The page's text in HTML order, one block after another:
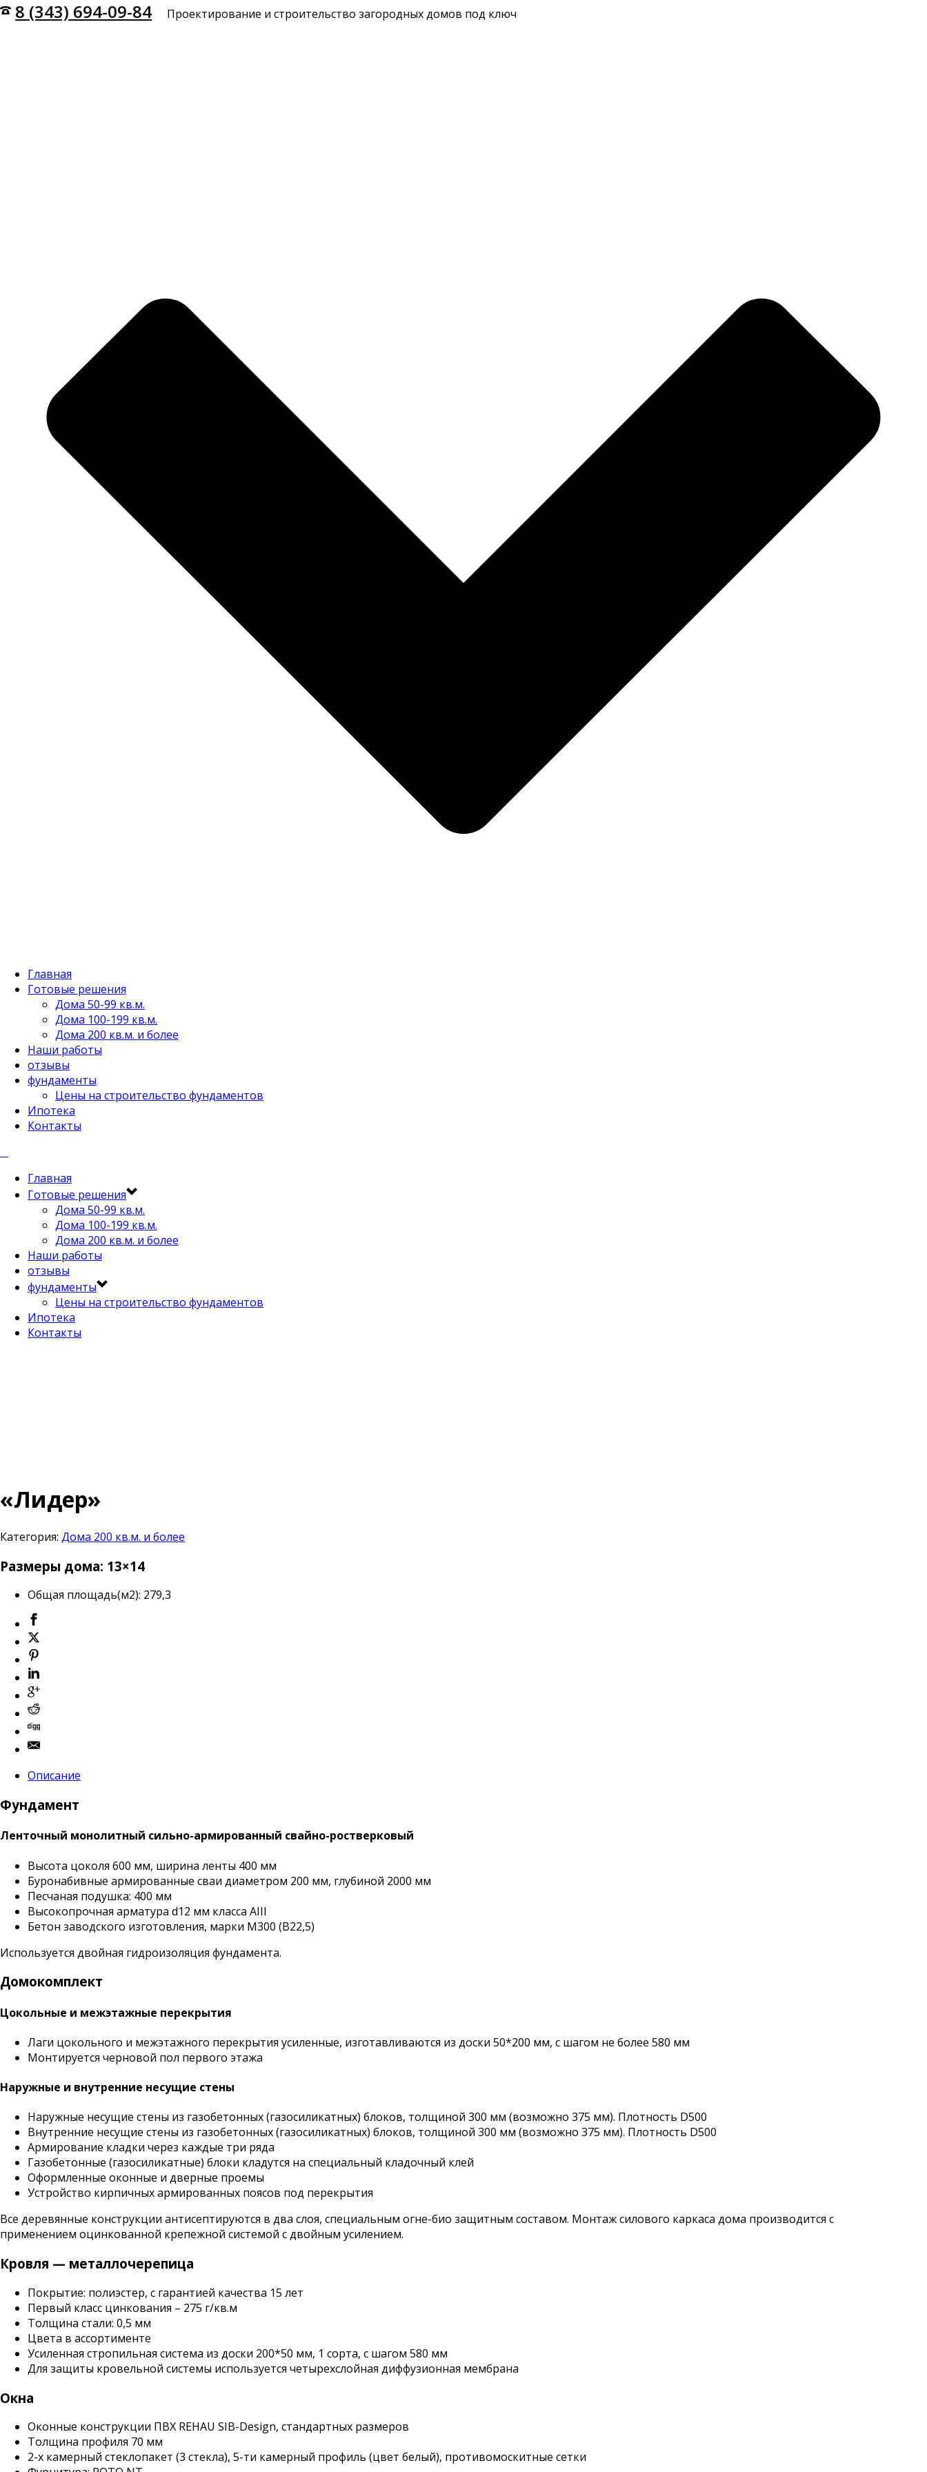
8 (343) 694-09-84 Проектирование и строительство загородных домов под ключ
Главная
Готовые решения
Дома 50-99 кв.м.
Дома 100-199 кв.м.
Дома 200 кв.м. и более
Наши работы
отзывы
фундаменты
Цены на строительство фундаментов
Ипотека
Контакты
Главная
Готовые решения
Дома 50-99 кв.м.
Дома 100-199 кв.м.
Дома 200 кв.м. и более
Наши работы
отзывы
фундаменты
Цены на строительство фундаментов
Ипотека
Контакты
«Лидер»
Категория: Дома 200 кв.м. и более
Размеры дома: 13×14
Общая площадь(м2): 279,3
Описание
Фундамент
Ленточный монолитный сильно-армированный свайно-ростверковый
Высота цоколя 600 мм, ширина ленты 400 мм
Буронабивные армированные сваи диаметром 200 мм, глубиной 2000 мм
Песчаная подушка: 400 мм
Высокопрочная арматура d12 мм класса АIII
Бетон заводского изготовления, марки М300 (B22,5)
Используется двойная гидроизоляция фундамента.
Домокомплект
Цокольные и межэтажные перекрытия
Лаги цокольного и межэтажного перекрытия усиленные, изготавливаются из доски 50*200 мм, с шагом не более 580 мм
Монтируется черновой пол первого этажа
Наружные и внутренние несущие стены
Наружные несущие стены из газобетонных (газосиликатных) блоков, толщиной 300 мм (возможно 375 мм). Плотность D500
Внутренние несущие стены из газобетонных (газосиликатных) блоков, толщиной 300 мм (возможно 375 мм). Плотность D500
Армирование кладки через каждые три ряда
Газобетонные (газосиликатные) блоки кладутся на специальный кладочный клей
Оформленные оконные и дверные проемы
Устройство кирпичных армированных поясов под перекрытия
Все деревянные конструкции антисептируются в два слоя, специальным огне-био защитным составом. Монтаж силового каркаса дома производится с
применением оцинкованной крепежной системой с двойным усилением.
Кровля — металлочерепица
Покрытие: полиэстер, с гарантией качества 15 лет
Первый класс цинкования – 275 г/кв.м
Толщина стали: 0,5 мм
Цвета в ассортименте
Усиленная стропильная система из доски 200*50 мм, 1 сорта, с шагом 580 мм
Для защиты кровельной системы используется четырехслойная диффузионная мембрана
Окна
Оконные конструкции ПВХ REHAU SIB-Design, стандартных размеров
Толщина профиля 70 мм
2-х камерный стеклопакет (3 стекла), 5-ти камерный профиль (цвет белый), противомоскитные сетки